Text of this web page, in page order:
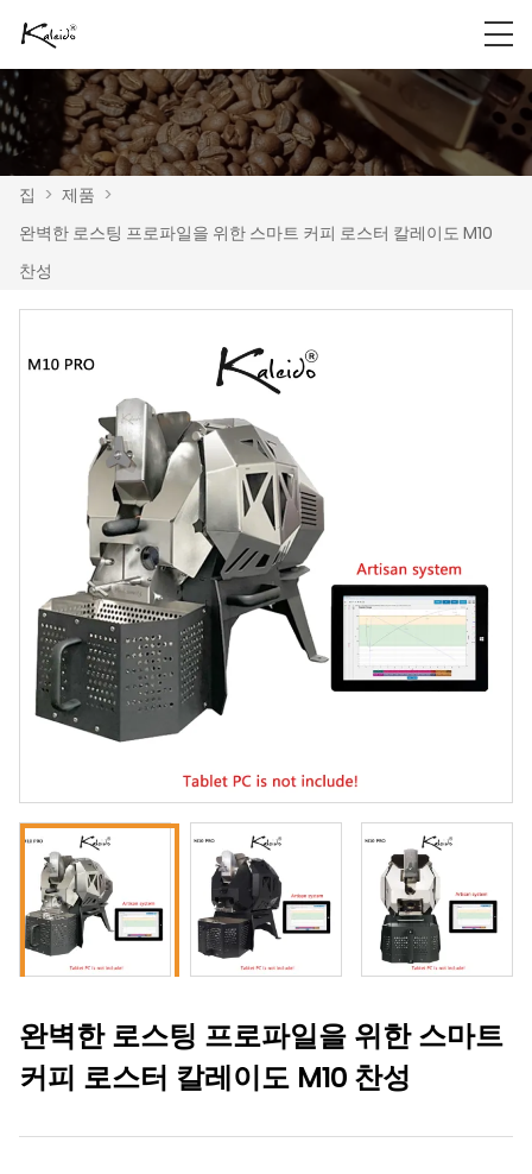
집 > 제품 >
완벽한 로스팅 프로파일을 위한 스마트 커피 로스터 칼레이도 M10
찬성
완벽한 로스팅 프로파일을 위한 스마트
커피 로스터 칼레이도 M10 찬성